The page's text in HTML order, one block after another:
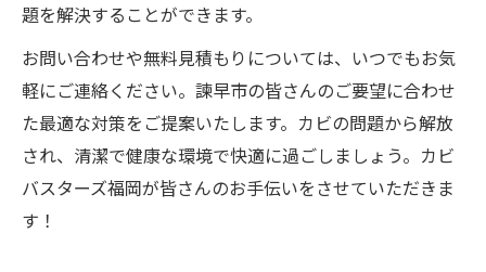
題を解決することができます。
お問い合わせや無料見積もりについては、いつでもお気
軽にご連絡ください。諫早市の皆さんのご要望に合わせ
た最適な対策をご提案いたします。カビの問題から解放
され、清潔で健康な環境で快適に過ごしましょう。カビ
バスターズ福岡が皆さんのお手伝いをさせていただきま
す！